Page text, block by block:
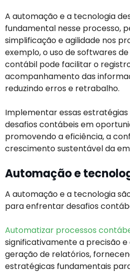
A automação e a tecnologia
fundamental nesse processo,
simplificação e agilidade nos
exemplo, o uso de softwares
contábil pode facilitar o
acompanhamento das
reduzindo erros e retrabalho.
Implementar essas
desafios contábeis em
promovendo a eficiência, a
crescimento sustentável da
Automação e
A automação e a tecnologia
para enfrentar desafios
Automatizar processos
significativamente a precisão e
geração de relatórios,
estratégicas fundamentais